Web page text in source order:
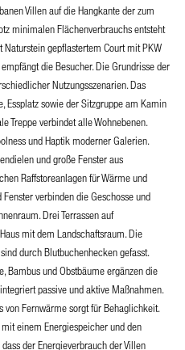
Villen auf die Hangkante der zum
minimalen Flächenverbrauchs entsteht
gepflastertem Court mit PKW
die Besucher. Die Grundrisse der
Nutzungsszenarien. Das
Essplatz sowie der Sitzgruppe am Kamin
Treppe verbindet alle Wohnebenen.
und Haptik moderner Galerien.
und große Fenster aus
Raffstoreanlagen für Wärme und
verbinden die Geschosse und
Drei Terrassen auf
mit dem Landschaftsraum. Die
durch Blutbuchenhecken gefasst.
Bambus und Obstbäume ergänzen die
passive und aktive Maßnahmen.
von Fernwärme sorgt für Behaglichkeit.
einem Energiespeicher und den
der Energieverbrauch der Villen